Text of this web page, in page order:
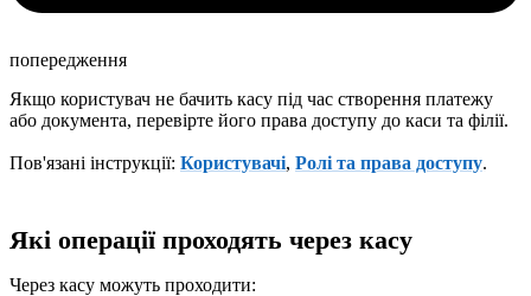
попередження
Якщо користувач не бачить касу під час створення платежу
або документа, перевірте його права доступу до каси та філії.
Пов'язані інструкції: Користувачі, Ролі та права доступу.
Які операції проходять через касу
Через касу можуть проходити: